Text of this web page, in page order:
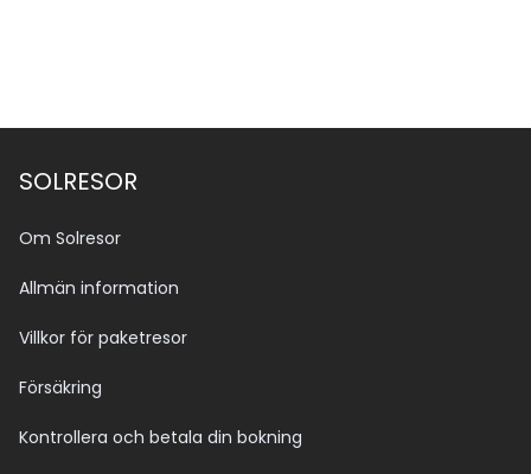
SOLRESOR
Om Solresor
Allmän information
Villkor för paketresor
Försäkring
Kontrollera och betala din bokning